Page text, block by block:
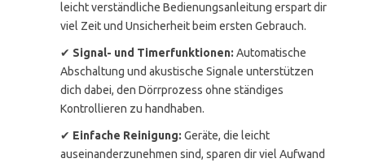
leicht verständliche Bedienungsanleitung erspart dir
viel Zeit und Unsicherheit beim ersten Gebrauch.
✔ Signal- und Timerfunktionen: Automatische
Abschaltung und akustische Signale unterstützen
dich dabei, den Dörrprozess ohne ständiges
Kontrollieren zu handhaben.
✔ Einfache Reinigung: Geräte, die leicht
auseinanderzunehmen sind, sparen dir viel Aufwand